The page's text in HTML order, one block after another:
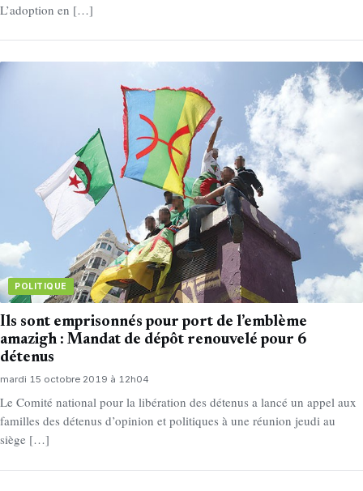
L’adoption en […]
POLITIQUE
Ils sont emprisonnés pour port de l’emblème
amazigh : Mandat de dépôt renouvelé pour 6
détenus
mardi 15 octobre 2019 à 12h04
Le Comité national pour la libération des détenus a lancé un appel aux
familles des détenus d’opinion et politiques à une réunion jeudi au
siège […]